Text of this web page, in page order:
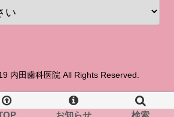
内田歯科医院 All Rights Reserved.
お知らせ 検索